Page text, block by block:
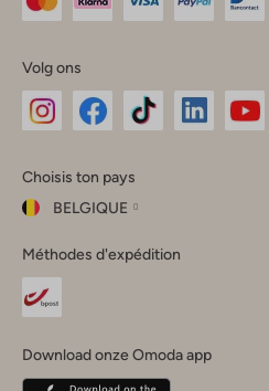
Volg ons
Instagram
Facebook
TikTok
Choisis ton pays
BELGIQUE
ton
pays
Fermer
Belgique(Français)
Méthodes d'expédition
Download onze Omoda app